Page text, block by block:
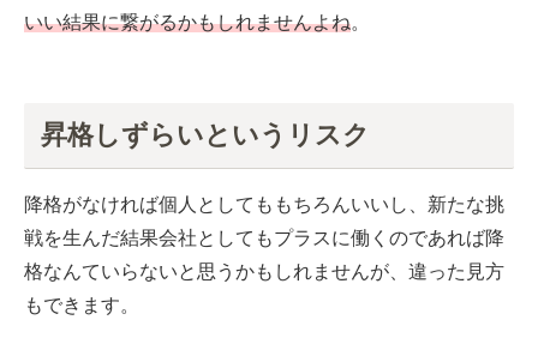
いい結果に繋がるかもしれませんよね。
昇格しずらいというリスク
降格がなければ個人としてももちろんいいし、新たな挑
戦を生んだ結果会社としてもプラスに働くのであれば降
格なんていらないと思うかもしれませんが、違った見方
もできます。